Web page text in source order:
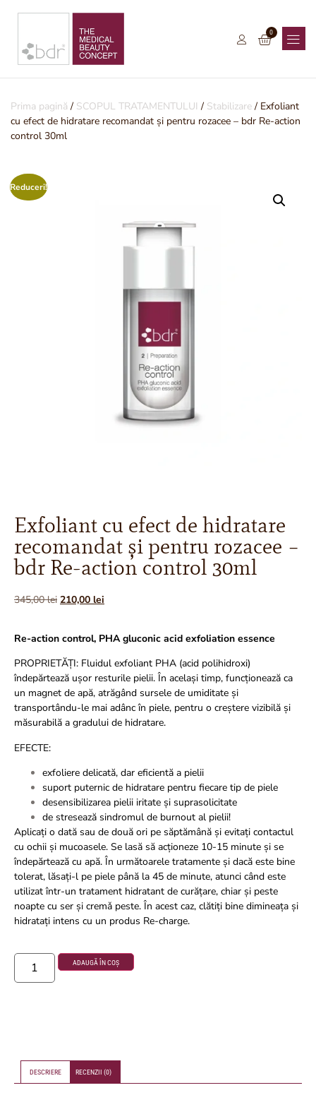
0
Prima pagină / SCOPUL TRATAMENTULUI / Stabilizare / Exfoliant
cu efect de hidratare recomandat și pentru rozacee – bdr Re-action
control 30ml
Reduceri!
Exfoliant cu efect de hidratare
recomandat și pentru rozacee –
bdr Re-action control 30ml
345,00lei 210,00 lei
Re-action control, PHA gluconic acid exfoliation essence
PROPRIETĂȚI: Fluidul exfoliant PHA (acid polihidroxi)
îndepărtează ușor resturile pielii. În același timp, funcționează ca
un magnet de apă, atrăgând sursele de umiditate și
transportându-le mai adânc în piele, pentru o creștere vizibilă și
măsurabilă a gradului de hidratare.
EFECTE:
exfoliere delicată, dar eficientă a pielii
suport puternic de hidratare pentru fiecare tip de piele
desensibilizarea pielii iritate și suprasolicitate
de stresează sindromul de burnout al pielii!
Aplicați o dată sau de două ori pe săptămână și evitați contactul
cu ochii și mucoasele. Se lasă să acționeze 10-15 minute și se
îndepărtează cu apă. În următoarele tratamente și dacă este bine
tolerat, lăsați-l pe piele până la 45 de minute, atunci când este
utilizat într-un tratament hidratant de curățare, chiar și peste
noapte cu ser şi cremǎ peste. În acest caz, clătiți bine dimineața și
hidratați intens cu un produs Re-charge.
ADAUGĂ ÎN COȘ
DESCRIERE RECENZII (0)